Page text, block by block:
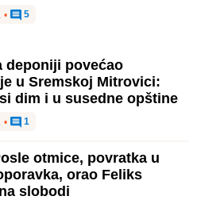
• 5
deponiji povećao
u Sremskoj Mitrovici:
dim i u susedne opštine
• 1
otmice, povratka u
orao Feliks
slobodi